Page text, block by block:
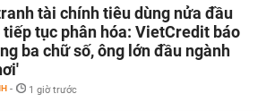
tài chính tiêu dùng nửa đầu
tiếp tục phân hóa: VietCredit báo
ba chữ số, ông lớn đầu ngành
- 1 giờ trước